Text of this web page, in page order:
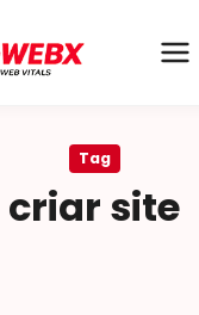
Tag
criar site